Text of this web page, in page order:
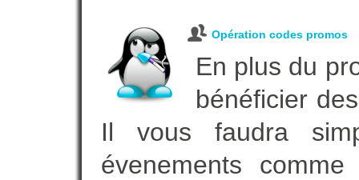
Opération codes promos
En plus du
bénéficier
Il vous faudra
évenements